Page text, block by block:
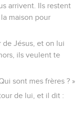
arrivent. Ils restent
maison pour
de Jésus, et on lui
ils veulent te
sont mes frères ? »
de lui, et il dit :